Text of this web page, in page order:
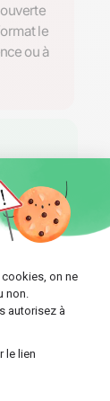
le
ou à
offertes